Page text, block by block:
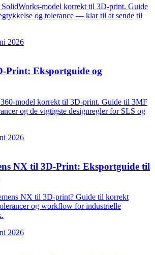
model korrekt til 3D-print. Guide
og tolerance — klar til at sende til
2026
Print: Eksportguide og
model korrekt til 3D-print. Guide til 3MF
og de vigtigste designregler for SLS og
2026
NX til 3D-Print: Eksportguide til
NX til 3D-print? Guide til korrekt
og workflow for industrielle
2026